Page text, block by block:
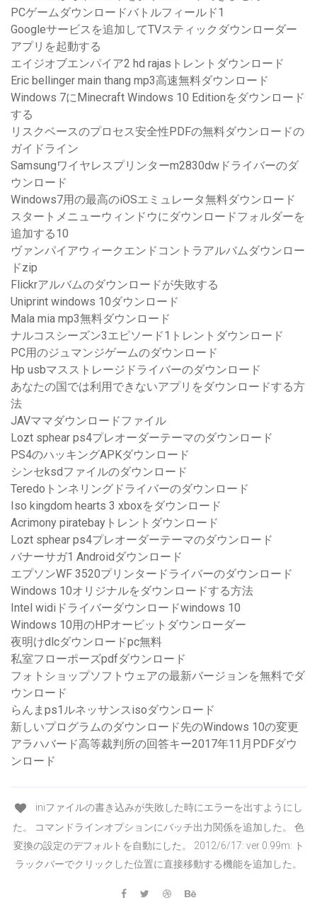
PCゲームダウンロードバトルフィールド1
Googleサービスを追加してTVスティックダウンローダー
アプリを起動する
エイジオブエンパイア2 hd rajasトレントダウンロード
Eric bellinger main thang mp3高速無料ダウンロード
Windows 7にMinecraft Windows 10 Editionをダウンロード
する
リスクベースのプロセス安全性PDFの無料ダウンロードの
ガイドライン
Samsungワイヤレスプリンターm2830dwドライバーのダ
ウンロード
Windows7用の最高のiOSエミュレータ無料ダウンロード
スタートメニューウィンドウにダウンロードフォルダーを
追加する10
ヴァンパイアウィークエンドコントラアルバムダウンロー
ドzip
Flickrアルバムのダウンロードが失敗する
Uniprint windows 10ダウンロード
Mala mia mp3無料ダウンロード
ナルコスシーズン3エピソード1トレントダウンロード
PC用のジュマンジゲームのダウンロード
Hp usbマスストレージドライバーのダウンロード
あなたの国では利用できないアプリをダウンロードする方
法
JAVママダウンロードファイル
Lozt sphear ps4プレオーダーテーマのダウンロード
PS4のハッキングAPKダウンロード
シンセksdファイルのダウンロード
Teredoトンネリングドライバーのダウンロード
Iso kingdom hearts 3 xboxをダウンロード
Acrimony piratebayトレントダウンロード
Lozt sphear ps4プレオーダーテーマのダウンロード
バナーサガ1 Androidダウンロード
エプソンWF 3520プリンタードライバーのダウンロード
Windows 10オリジナルをダウンロードする方法
Intel widiドライバーダウンロードwindows 10
Windows 10用のHPオービットダウンローダー
夜明けdlcダウンロードpc無料
私室フローポーズpdfダウンロード
フォトショップソフトウェアの最新バージョンを無料でダ
ウンロード
らんまps1ルネッサンスisoダウンロード
新しいプログラムのダウンロード先のWindows 10の変更
アラハバード高等裁判所の回答キー2017年11月PDFダウ
ンロード
iniファイルの書き込みが失敗した時にエラーを出すようにし
た。 コマンドラインオプションにバッチ出力関係を追加した。 色
変換の設定のデフォルトを自動にした。 2012/6/17: ver 0.99m: ト
ラックバーでクリックした位置に直接移動する機能を追加した。